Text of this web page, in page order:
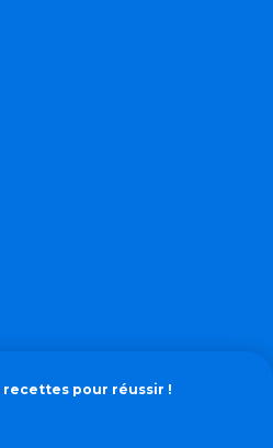
recettes pour réussir !